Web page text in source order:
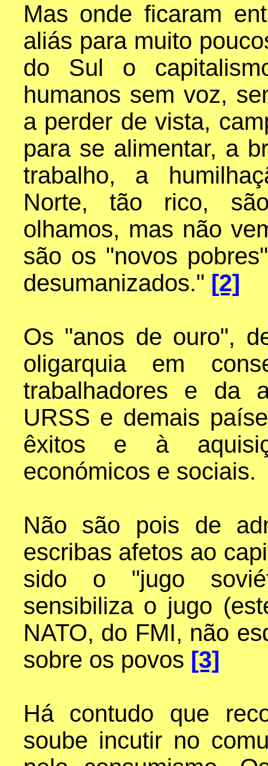
Mas onde ficaram
aliás para muito
do Sul o
humanos sem voz,
a perder de vista,
para se alimentar, a
trabalho, a
Norte, tão rico,
olhamos, mas não
são os "novos
desumanizados." [2]
Os "anos de ouro",
oligarquia em
trabalhadores e da
URSS e demais
êxitos e à
económicos e sociais.
Não são pois de
escribas afetos ao
sido o "jugo
sensibiliza o jugo
NATO, do FMI, não
sobre os povos [3]
Há contudo que
soube incutir no